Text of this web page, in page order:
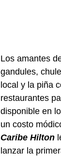
Los amantes
gandules,
local y la piña
restaurantes
disponible en
un costo
Caribe Hilton
lanzar la